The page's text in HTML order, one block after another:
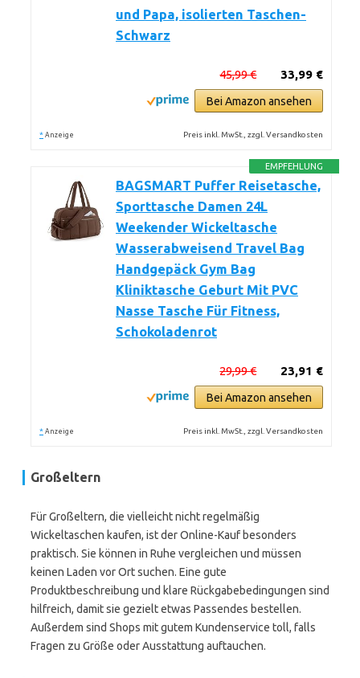
und Papa, isolierten Taschen-
Schwarz
33,99 €
45,99 €
Bei Amazon ansehen
* Anzeige Preis inkl. MwSt., zzgl. Versandkosten
EMPFEHLUNG
BAGSMART Puffer Reisetasche,
Sporttasche Damen 24L
Weekender Wickeltasche
Wasserabweisend Travel Bag
Handgepäck Gym Bag
Kliniktasche Geburt Mit PVC
Nasse Tasche Für Fitness,
Schokoladenrot
23,91 €
29,99 €
Bei Amazon ansehen
* Anzeige Preis inkl. MwSt., zzgl. Versandkosten
Großeltern
Für Großeltern, die vielleicht nicht regelmäßig
Wickeltaschen kaufen, ist der Online-Kauf besonders
praktisch. Sie können in Ruhe vergleichen und müssen
keinen Laden vor Ort suchen. Eine gute
Produktbeschreibung und klare Rückgabebedingungen sind
hilfreich, damit sie gezielt etwas Passendes bestellen.
Außerdem sind Shops mit gutem Kundenservice toll, falls
Fragen zu Größe oder Ausstattung auftauchen.